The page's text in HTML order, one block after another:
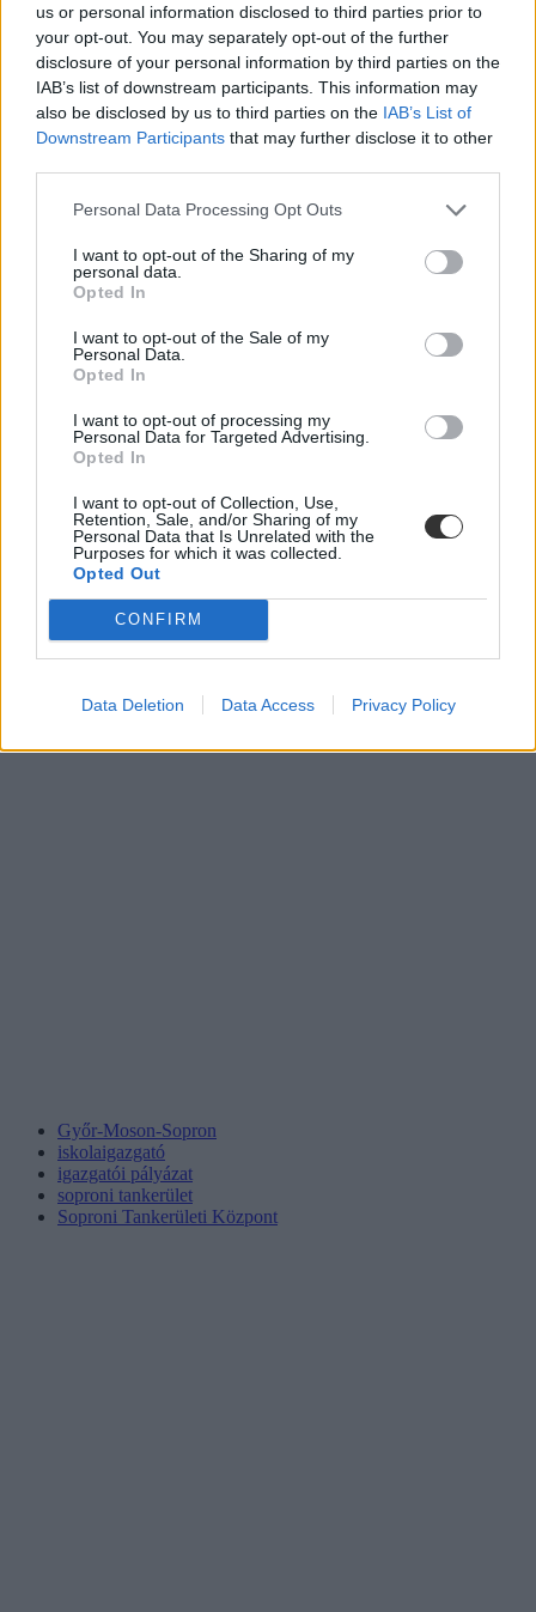
us or personal information disclosed to third parties prior to
your opt-out. You may separately opt-out of the further
disclosure of your personal information by third parties on the
IAB’s list of downstream participants. This information may
also be disclosed by us to third parties on the IAB’s List of
Downstream Participants that may further disclose it to other
Personal Data Processing Opt Outs
I want to opt-out of the Sharing of my
personal data.
Opted In
I want to opt-out of the Sale of my
Personal Data.
Opted In
I want to opt-out of processing my
Personal Data for Targeted Advertising.
Opted In
I want to opt-out of Collection, Use,
Retention, Sale, and/or Sharing of my
Personal Data that Is Unrelated with the
Purposes for which it was collected.
Opted Out
CONFIRM
Data Deletion Data Access Privacy Policy
Emellett hozzátették, hogy "az igazgatói pályázatok elbírálását
minden esetben szakmai szempontok határozzák meg. Mindezek
tekintetében az igazgató minden jogszabályi, hatósági és szakmai
feltételnek megfelelt a pályáztatás során, a speciális tartalommal
kiállított erkölcsi bizonyítványa (ami minden pedagógus állás
betöltéséhez szükséges) rendelkezésre áll, ezen felül több, mint 15
éve vezeti az iskolát a szülők és a pedagógusok megelégedésére."
önkormányzata is támogatja.
Győr-Moson-Sopron
iskolaigazgató
igazgatói pályázat
soproni tankerület
Soproni Tankerületi Központ